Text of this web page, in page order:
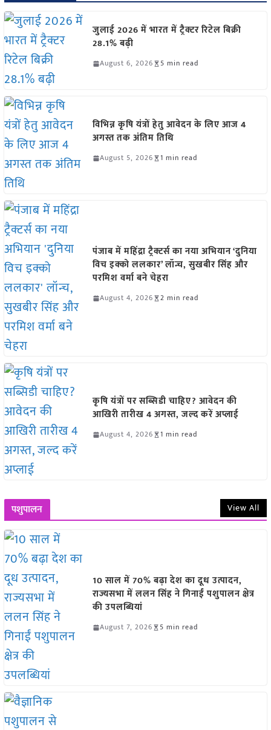
जुलाई 2026 में भारत में ट्रैक्टर रिटेल बिक्री
28.1% बढ़ी
August 6, 2026 5 min read
विभिन्न कृषि यंत्रों हेतु आवेदन के लिए आज 4
अगस्त तक अंतिम तिथि
August 5, 2026 1 min read
पंजाब में महिंद्रा ट्रैक्टर्स का नया अभियान ‘दुनिया
विच इक्को ललकार’ लॉन्च, सुखबीर सिंह और
परमिश वर्मा बने चेहरा
August 4, 2026 2 min read
कृषि यंत्रों पर सब्सिडी चाहिए? आवेदन की
आखिरी तारीख 4 अगस्त, जल्द करें अप्लाई
August 4, 2026 1 min read
पशुपालन View All
10 साल में 70% बढ़ा देश का दूध उत्पादन,
राज्यसभा में ललन सिंह ने गिनाईं पशुपालन क्षेत्र
की उपलब्धियां
August 7, 2026 5 min read